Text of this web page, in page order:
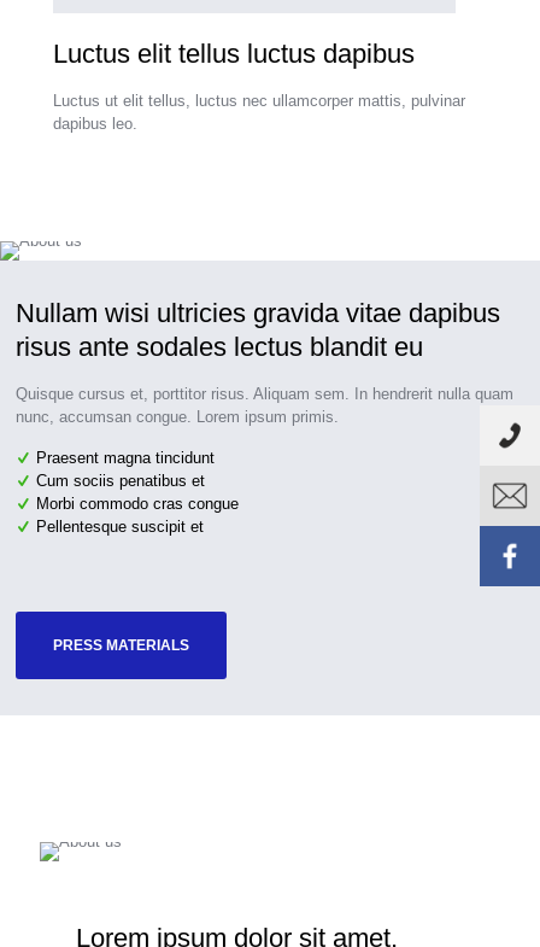
Luctus elit tellus luctus dapibus
Luctus ut elit tellus, luctus nec ullamcorper mattis, pulvinar
dapibus leo.
Nullam wisi ultricies gravida vitae dapibus
risus ante sodales lectus blandit eu
Quisque cursus et, porttitor risus. Aliquam sem. In hendrerit nulla quam
nunc, accumsan congue. Lorem ipsum primis.
Praesent magna tincidunt
Cum sociis penatibus et
Morbi commodo cras congue
Pellentesque suscipit et
PRESS MATERIALS
Lorem ipsum dolor sit amet,